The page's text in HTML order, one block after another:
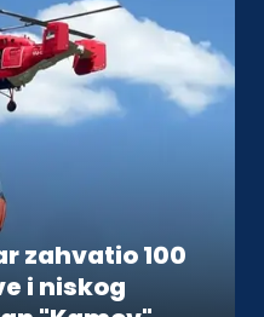
zahvatio 100
i niskog